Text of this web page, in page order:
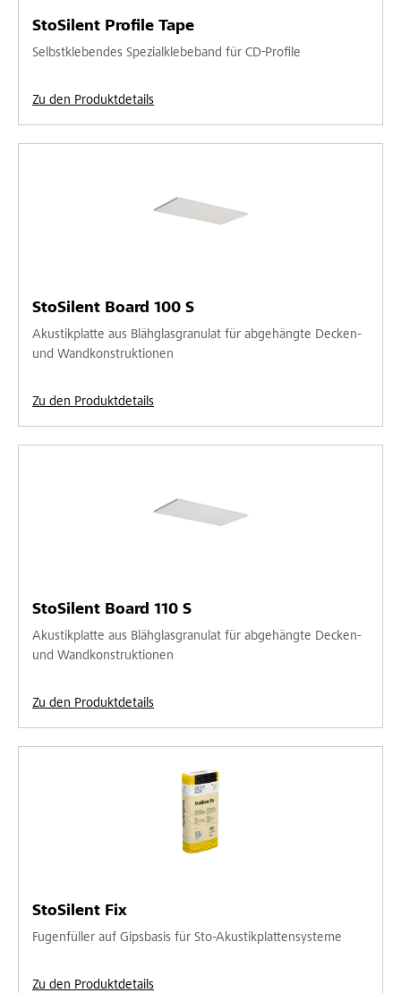
StoSilent Profile Tape
Selbstklebendes Spezialklebeband für CD-Profile
Zu den Produktdetails
StoSilent Board 100 S
Akustikplatte aus Blähglasgranulat für abgehängte Decken-
und Wandkonstruktionen
Zu den Produktdetails
StoSilent Board 110 S
Akustikplatte aus Blähglasgranulat für abgehängte Decken-
und Wandkonstruktionen
Zu den Produktdetails
StoSilent Fix
Fugenfüller auf Gipsbasis für Sto-Akustikplattensysteme
Zu den Produktdetails